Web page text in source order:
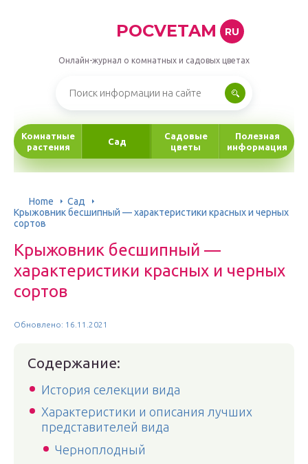
POCVETAM RU
Онлайн-журнал о комнатных и садовых цветах
Комнатные
растения
Сад
Садовые
цветы
Полезная
информация
Home
Сад
Крыжовник бесшипный — характеристики красных и черных
сортов
Крыжовник бесшипный —
характеристики красных и черных
сортов
Обновлено: 16.11.2021
Содержание:
История селекции вида
Характеристики и описания лучших
представителей вида
Черноплодный